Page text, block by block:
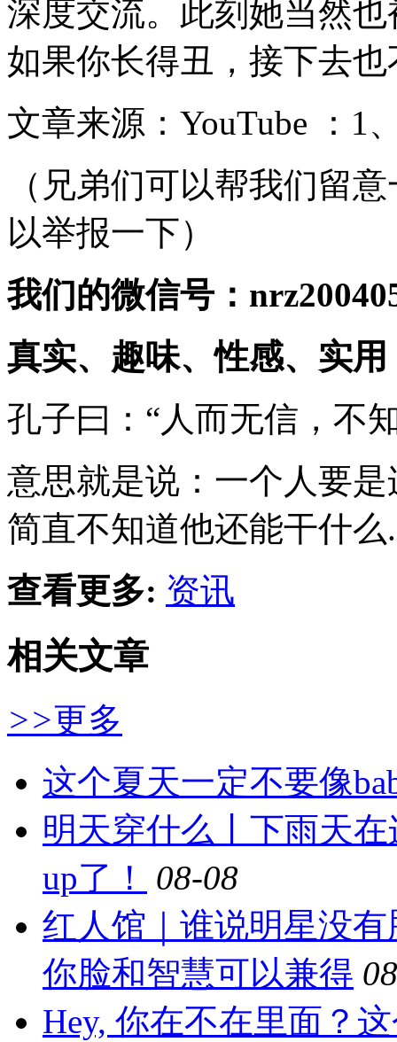
深度交流。此刻她当然
如果你长得丑，接下去
文章来源：YouTube ：1
（兄弟们可以帮我们留
以举报一下）
我们的微信号：
真实、趣味、性感、实用
孔子曰：“人而无信，不
意思就是说：一个人要
简直不知道他还能干什么.
查看更多: 资讯
相关文章
>>更多
这个夏天一定不要像
明天穿什么丨下雨天
up了！
08-08
红人馆｜谁说明星没
你脸和智慧可以兼得
Hey, 你在不在里面？